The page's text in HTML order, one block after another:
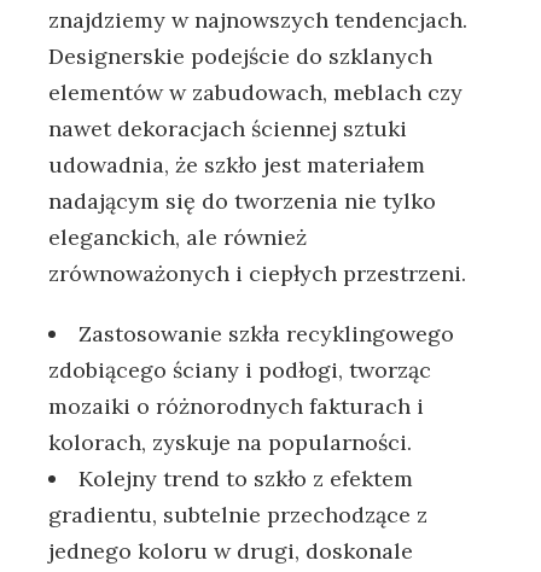
znajdziemy‌ w najnowszych tendencjach.
Designerskie podejście do szklanych
elementów w zabudowach, meblach⁣ czy
nawet dekoracjach ściennej sztuki⁢
udowadnia, ‌że szkło jest materiałem
nadającym się ‍do tworzenia nie ⁤tylko
eleganckich, ale również
zrównoważonych i ciepłych‌ przestrzeni.
Zastosowanie szkła‍ recyklingowego
zdobiącego ściany i podłogi,​ tworząc
mozaiki o⁢ różnorodnych fakturach i
kolorach, zyskuje ‌na popularności.
Kolejny trend to szkło z efektem
gradientu,⁤ subtelnie przechodzące ⁣z
jednego koloru ⁣w drugi, doskonale